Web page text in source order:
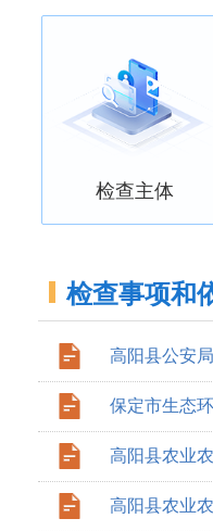
检查主体
检查事项和
高阳县公安
保定市生态
高阳县农业
高阳县农业